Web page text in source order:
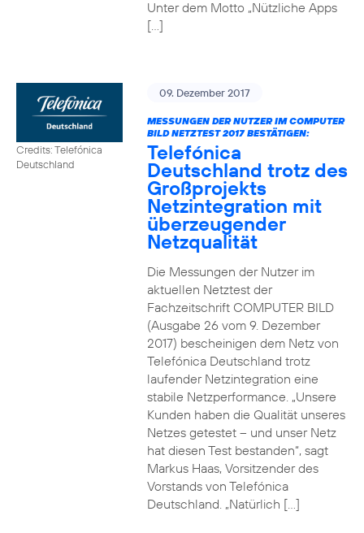
Unter dem Motto „Nützliche Apps
[…]
Credits: Telefónica
Deutschland
09. Dezember 2017
MESSUNGEN DER NUTZER IM COMPUTER
BILD NETZTEST 2017 BESTÄTIGEN:
Telefónica
Deutschland trotz des
Großprojekts
Netzintegration mit
überzeugender
Netzqualität
Die Messungen der Nutzer im
aktuellen Netztest der
Fachzeitschrift COMPUTER BILD
(Ausgabe 26 vom 9. Dezember
2017) bescheinigen dem Netz von
Telefónica Deutschland trotz
laufender Netzintegration eine
stabile Netzperformance. „Unsere
Kunden haben die Qualität unseres
Netzes getestet – und unser Netz
hat diesen Test bestanden“, sagt
Markus Haas, Vorsitzender des
Vorstands von Telefónica
Deutschland. „Natürlich […]